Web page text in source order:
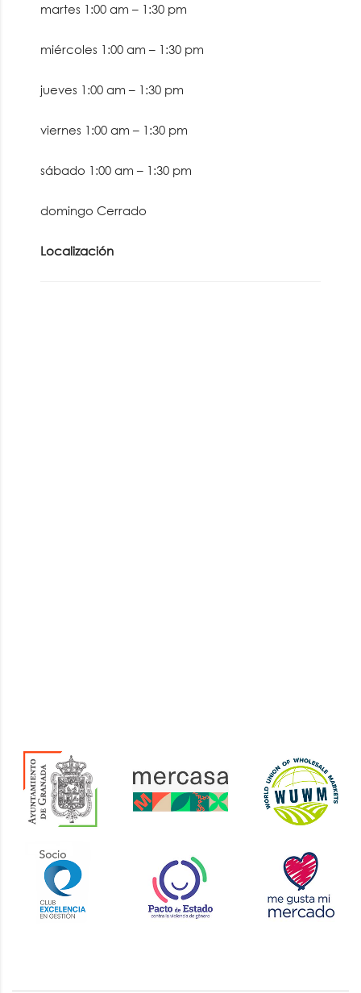
martes 1:00 am – 1:30 pm
miércoles 1:00 am – 1:30 pm
jueves 1:00 am – 1:30 pm
viernes 1:00 am – 1:30 pm
sábado 1:00 am – 1:30 pm
domingo Cerrado
Localización